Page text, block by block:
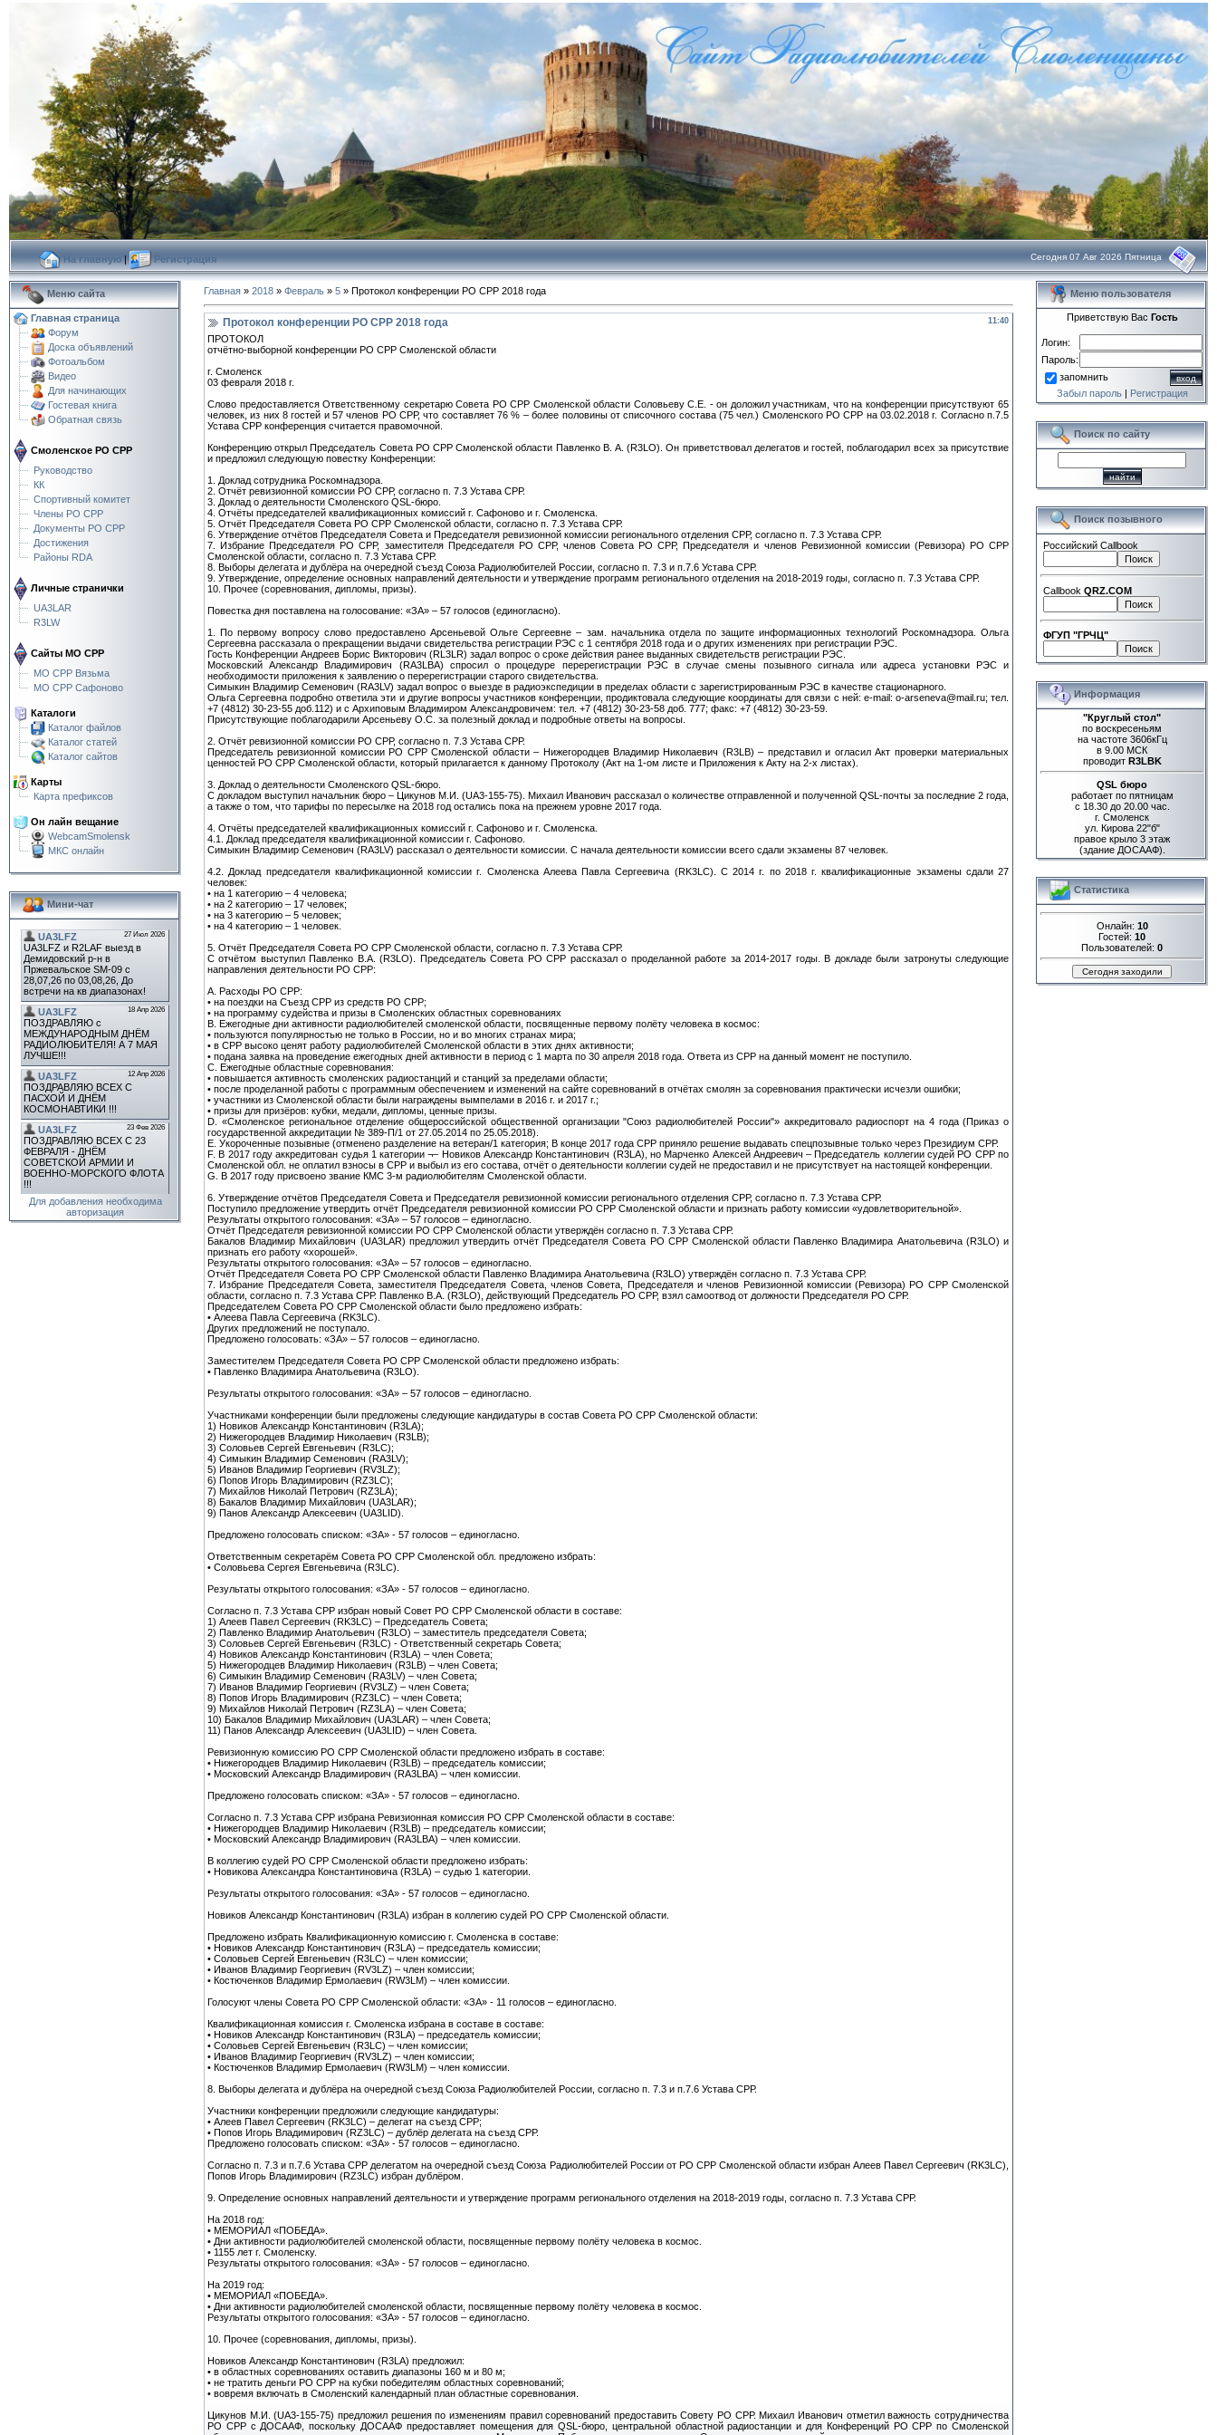
На главную| Регистрация Сегодня 07 Авг 2026 Пятница
Меню сайта
Главная страница
Форум
Доска объявлений
Фотоальбом
Видео
Для начинающих
Гостевая книга
Обратная связь
Смоленское РО СРР
Руководство
КК
Спортивный комитет
Члены РО СРР
Документы РО СРР
Достижения
Районы RDA
Личные странички
UA3LAR
R3LW
Сайты МО СРР
МО СРР Вязьма
МО СРР Сафоново
Каталоги
Каталог файлов
Каталог статей
Каталог сайтов
Карты
Карта префиксов
Он лайн вещание
WebcamSmolensk
МКС онлайн
Мини-чат
Для добавления необходима
авторизация
Главная » 2018 » Февраль » 5 » Протокол конференции РО СРР 2018 года
11:40
Протокол конференции РО СРР 2018 года
ПРОТОКОЛ
отчётно-выборной конференции РО СРР Смоленской области
г. Смоленск
03 февраля 2018 г.
Слово предоставляется Ответственному секретарю Совета РО СРР Смоленской области Соловьеву С.Е. - он доложил участникам, что на конференции присутствуют 65
человек, из них 8 гостей и 57 членов РО СРР, что составляет 76 % – более половины от списочного состава (75 чел.) Смоленского РО СРР на 03.02.2018 г. Согласно п.7.5
Устава СРР конференция считается правомочной.
Конференцию открыл Председатель Совета РО СРР Смоленской области Павленко В. А. (R3LO). Он приветствовал делегатов и гостей, поблагодарил всех за присутствие
и предложил следующую повестку Конференции:
1. Доклад сотрудника Роскомнадзора.
2. Отчёт ревизионной комиссии РО СРР, согласно п. 7.3 Устава СРР.
3. Доклад о деятельности Смоленского QSL-бюро.
4. Отчёты председателей квалификационных комиссий г. Сафоново и г. Смоленска.
5. Отчёт Председателя Совета РО СРР Смоленской области, согласно п. 7.3 Устава СРР.
6. Утверждение отчётов Председателя Совета и Председателя ревизионной комиссии регионального отделения СРР, согласно п. 7.3 Устава СРР.
7. Избрание Председателя РО СРР, заместителя Председателя РО СРР, членов Совета РО СРР, Председателя и членов Ревизионной комиссии (Ревизора) РО СРР
Смоленской области, согласно п. 7.3 Устава СРР.
8. Выборы делегата и дублёра на очередной съезд Союза Радиолюбителей России, согласно п. 7.3 и п.7.6 Устава СРР.
9. Утверждение, определение основных направлений деятельности и утверждение программ регионального отделения на 2018-2019 годы, согласно п. 7.3 Устава СРР.
10. Прочее (соревнования, дипломы, призы).
Повестка дня поставлена на голосование: «ЗА» – 57 голосов (единогласно).
1. По первому вопросу слово предоставлено Арсеньевой Ольге Сергеевне – зам. начальника отдела по защите информационных технологий Роскомнадзора. Ольга
Сергеевна рассказала о прекращении выдачи свидетельства регистрации РЭС с 1 сентября 2018 года и о других изменениях при регистрации РЭС.
Гость Конференции Андреев Борис Викторович (RL3LR) задал вопрос о сроке действия ранее выданных свидетельств регистрации РЭС.
Московский Александр Владимирович (RA3LBA) спросил о процедуре перерегистрации РЭС в случае смены позывного сигнала или адреса установки РЭС и
необходимости приложения к заявлению о перерегистрации старого свидетельства.
Симыкин Владимир Семенович (RA3LV) задал вопрос о выезде в радиоэкспедиции в пределах области с зарегистрированным РЭС в качестве стационарного.
Ольга Сергеевна подробно ответила эти и другие вопросы участников конференции, продиктовала следующие координаты для связи с ней: e-mail: o-arseneva@mail.ru; тел.
+7 (4812) 30-23-55 доб.112) и с Архиповым Владимиром Александровичем: тел. +7 (4812) 30-23-58 доб. 777; факс: +7 (4812) 30-23-59.
Присутствующие поблагодарили Арсеньеву О.С. за полезный доклад и подробные ответы на вопросы.
2. Отчёт ревизионной комиссии РО СРР, согласно п. 7.3 Устава СРР.
Председатель ревизионной комиссии РО СРР Смоленской области – Нижегородцев Владимир Николаевич (R3LB) – представил и огласил Акт проверки материальных
ценностей РО СРР Смоленской области, который прилагается к данному Протоколу (Акт на 1-ом листе и Приложения к Акту на 2-х листах).
3. Доклад о деятельности Смоленского QSL-бюро.
С докладом выступил начальник бюро – Цикунов М.И. (UA3-155-75). Михаил Иванович рассказал о количестве отправленной и полученной QSL-почты за последние 2 года,
а также о том, что тарифы по пересылке на 2018 год остались пока на прежнем уровне 2017 года.
4. Отчёты председателей квалификационных комиссий г. Сафоново и г. Смоленска.
4.1. Доклад председателя квалификационной комиссии г. Сафоново.
Симыкин Владимир Семенович (RA3LV) рассказал о деятельности комиссии. С начала деятельности комиссии всего сдали экзамены 87 человек.
4.2. Доклад председателя квалификационной комиссии г. Смоленска Алеева Павла Сергеевича (RK3LC). С 2014 г. по 2018 г. квалификационные экзамены сдали 27
человек:
• на 1 категорию – 4 человека;
• на 2 категорию – 17 человек;
• на 3 категорию – 5 человек;
• на 4 категорию – 1 человек.
5. Отчёт Председателя Совета РО СРР Смоленской области, согласно п. 7.3 Устава СРР.
С отчётом выступил Павленко В.А. (R3LO). Председатель Совета РО СРР рассказал о проделанной работе за 2014-2017 годы. В докладе были затронуты следующие
направления деятельности РО СРР:
A. Расходы РО СРР:
• на поездки на Съезд СРР из средств РО СРР;
• на программу судейства и призы в Смоленских областных соревнованиях
B. Ежегодные дни активности радиолюбителей смоленской области, посвященные первому полёту человека в космос:
• пользуются популярностью не только в России, но и во многих странах мира;
• в СРР высоко ценят работу радиолюбителей Смоленской области в этих днях активности;
• подана заявка на проведение ежегодных дней активности в период с 1 марта по 30 апреля 2018 года. Ответа из СРР на данный момент не поступило.
C. Ежегодные областные соревнования:
• повышается активность смоленских радиостанций и станций за пределами области;
• после проделанной работы с программным обеспечением и изменений на сайте соревнований в отчётах смолян за соревнования практически исчезли ошибки;
• участники из Смоленской области были награждены вымпелами в 2016 г. и 2017 г.;
• призы для призёров: кубки, медали, дипломы, ценные призы.
D. «Смоленское региональное отделение общероссийской общественной организации "Союз радиолюбителей России"» аккредитовало радиоспорт на 4 года (Приказ о
государственной аккредитации № 389-П/1 от 27.05.2014 по 25.05.2018).
E. Укороченные позывные (отменено разделение на ветеран/1 категория; В конце 2017 года СРР приняло решение выдавать спецпозывные только через Президиум СРР.
F. В 2017 году аккредитован судья 1 категории ¬– Новиков Александр Константинович (R3LA), но Марченко Алексей Андреевич – Председатель коллегии судей РО СРР по
Смоленской обл. не оплатил взносы в СРР и выбыл из его состава, отчёт о деятельности коллегии судей не предоставил и не присутствует на настоящей конференции.
G. В 2017 году присвоено звание КМС 3-м радиолюбителям Смоленской области.
6. Утверждение отчётов Председателя Совета и Председателя ревизионной комиссии регионального отделения СРР, согласно п. 7.3 Устава СРР.
Поступило предложение утвердить отчёт Председателя ревизионной комиссии РО СРР Смоленской области и признать работу комиссии «удовлетворительной».
Результаты открытого голосования: «ЗА» – 57 голосов – единогласно.
Отчёт Председателя ревизионной комиссии РО СРР Смоленской области утверждён согласно п. 7.3 Устава СРР.
Бакалов Владимир Михайлович (UA3LAR) предложил утвердить отчёт Председателя Совета РО СРР Смоленской области Павленко Владимира Анатольевича (R3LO) и
признать его работу «хорошей».
Результаты открытого голосования: «ЗА» – 57 голосов – единогласно.
Отчёт Председателя Совета РО СРР Смоленской области Павленко Владимира Анатольевича (R3LO) утверждён согласно п. 7.3 Устава СРР.
7. Избрание Председателя Совета, заместителя Председателя Совета, членов Совета, Председателя и членов Ревизионной комиссии (Ревизора) РО СРР Смоленской
области, согласно п. 7.3 Устава СРР. Павленко В.А. (R3LO), действующий Председатель РО СРР, взял самоотвод от должности Председателя РО СРР.
Председателем Совета РО СРР Смоленской области было предложено избрать:
• Алеева Павла Сергеевича (RK3LC).
Других предложений не поступало.
Предложено голосовать: «ЗА» – 57 голосов – единогласно.
Заместителем Председателя Совета РО СРР Смоленской области предложено избрать:
• Павленко Владимира Анатольевича (R3LO).
Результаты открытого голосования: «ЗА» – 57 голосов – единогласно.
Участниками конференции были предложены следующие кандидатуры в состав Совета РО СРР Смоленской области:
1) Новиков Александр Константинович (R3LA);
2) Нижегородцев Владимир Николаевич (R3LB);
3) Соловьев Сергей Евгеньевич (R3LC);
4) Симыкин Владимир Семенович (RA3LV);
5) Иванов Владимир Георгиевич (RV3LZ);
6) Попов Игорь Владимирович (RZ3LC);
7) Михайлов Николай Петрович (RZ3LA);
8) Бакалов Владимир Михайлович (UA3LAR);
9) Панов Александр Алексеевич (UA3LID).
Предложено голосовать списком: «ЗА» - 57 голосов – единогласно.
Ответственным секретарём Совета РО СРР Смоленской обл. предложено избрать:
• Соловьева Сергея Евгеньевича (R3LC).
Результаты открытого голосования: «ЗА» - 57 голосов – единогласно.
Согласно п. 7.3 Устава СРР избран новый Совет РО СРР Смоленской области в составе:
1) Алеев Павел Сергеевич (RK3LC) – Председатель Совета;
2) Павленко Владимир Анатольевич (R3LO) – заместитель председателя Совета;
3) Соловьев Сергей Евгеньевич (R3LC) - Ответственный секретарь Совета;
4) Новиков Александр Константинович (R3LA) – член Совета;
5) Нижегородцев Владимир Николаевич (R3LB) – член Совета;
6) Симыкин Владимир Семенович (RA3LV) – член Совета;
7) Иванов Владимир Георгиевич (RV3LZ) – член Совета;
8) Попов Игорь Владимирович (RZ3LC) – член Совета;
9) Михайлов Николай Петрович (RZ3LA) – член Совета;
10) Бакалов Владимир Михайлович (UA3LAR) – член Совета;
11) Панов Александр Алексеевич (UA3LID) – член Совета.
Ревизионную комиссию РО СРР Смоленской области предложено избрать в составе:
• Нижегородцев Владимир Николаевич (R3LB) – председатель комиссии;
• Московский Александр Владимирович (RA3LBA) – член комиссии.
Предложено голосовать списком: «ЗА» - 57 голосов – единогласно.
Согласно п. 7.3 Устава СРР избрана Ревизионная комиссия РО СРР Смоленской области в составе:
• Нижегородцев Владимир Николаевич (R3LB) – председатель комиссии;
• Московский Александр Владимирович (RA3LBA) – член комиссии.
В коллегию судей РО СРР Смоленской области предложено избрать:
• Новикова Александра Константиновича (R3LA) – судью 1 категории.
Результаты открытого голосования: «ЗА» - 57 голосов – единогласно.
Новиков Александр Константинович (R3LA) избран в коллегию судей РО СРР Смоленской области.
Предложено избрать Квалификационную комиссию г. Смоленска в составе:
• Новиков Александр Константинович (R3LA) – председатель комиссии;
• Соловьев Сергей Евгеньевич (R3LC) – член комиссии;
• Иванов Владимир Георгиевич (RV3LZ) – член комиссии;
• Костюченков Владимир Ермолаевич (RW3LM) – член комиссии.
Голосуют члены Совета РО СРР Смоленской области: «ЗА» - 11 голосов – единогласно.
Квалификационная комиссия г. Смоленска избрана в составе в составе:
• Новиков Александр Константинович (R3LA) – председатель комиссии;
• Соловьев Сергей Евгеньевич (R3LC) – член комиссии;
• Иванов Владимир Георгиевич (RV3LZ) – член комиссии;
• Костюченков Владимир Ермолаевич (RW3LM) – член комиссии.
8. Выборы делегата и дублёра на очередной съезд Союза Радиолюбителей России, согласно п. 7.3 и п.7.6 Устава СРР.
Участники конференции предложили следующие кандидатуры:
• Алеев Павел Сергеевич (RK3LC) – делегат на съезд СРР;
• Попов Игорь Владимирович (RZ3LC) – дублёр делегата на съезд СРР.
Предложено голосовать списком: «ЗА» - 57 голосов – единогласно.
Согласно п. 7.3 и п.7.6 Устава СРР делегатом на очередной съезд Союза Радиолюбителей России от РО СРР Смоленской области избран Алеев Павел Сергеевич (RK3LC),
Попов Игорь Владимирович (RZ3LC) избран дублёром.
9. Определение основных направлений деятельности и утверждение программ регионального отделения на 2018-2019 годы, согласно п. 7.3 Устава СРР.
На 2018 год:
• МЕМОРИАЛ «ПОБЕДА».
• Дни активности радиолюбителей смоленской области, посвященные первому полёту человека в космос.
• 1155 лет г. Смоленску.
Результаты открытого голосования: «ЗА» - 57 голосов – единогласно.
На 2019 год:
• МЕМОРИАЛ «ПОБЕДА».
• Дни активности радиолюбителей смоленской области, посвященные первому полёту человека в космос.
Результаты открытого голосования: «ЗА» - 57 голосов – единогласно.
10. Прочее (соревнования, дипломы, призы).
Новиков Александр Константинович (R3LA) предложил:
• в областных соревнованиях оставить диапазоны 160 м и 80 м;
• не тратить деньги РО СРР на кубки победителям областных соревнований;
• вовремя включать в Смоленский календарный план областные соревнования.
Цикунов М.И. (UA3-155-75) предложил решения по изменениям правил соревнований предоставить Совету РО СРР. Михаил Иванович отметил важность сотрудничества
РО СРР с ДОСААФ, поскольку ДОСААФ предоставляет помещения для QSL-бюро, центральной областной радиостанции и для Конференций РО СРР по Смоленской
Меню пользователя
Приветствую Вас Гость
Логин:
Пароль:
запомнить
Забыл пароль| Регистрация
Поиск по сайту
Поиск позывного
Российский Callbook
Callbook QRZ.COM
ФГУП "ГРЧЦ"
Информация
"Круглый стол"
по воскресеньям
на частоте 3606кГц
в 9.00 МСК
проводит R3LBK
QSL бюро
работает по пятницам
с 18.30 до 20.00 час.
г. Смоленск
ул. Кирова 22"б"
правое крыло 3 этаж
(здание ДОСААФ).
Статистика
Онлайн: 10
Гостей: 10
Пользователей: 0